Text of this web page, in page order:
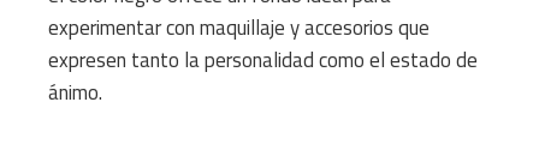
experimentar con maquillaje y accesorios que
expresen tanto la personalidad como el estado de
ánimo.